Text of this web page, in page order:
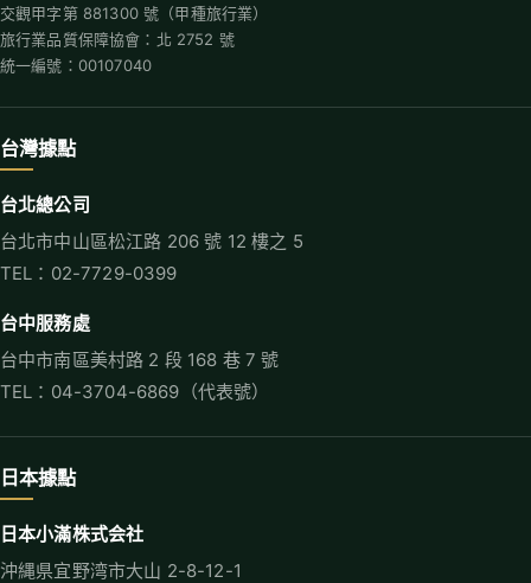
交觀甲字第 881300 號（甲種旅行業）
旅行業品質保障協會：北 2752 號
統一編號：00107040
台灣據點
台北總公司
台北市中山區松江路 206 號 12 樓之 5
TEL：02-7729-0399
台中服務處
台中市南區美村路 2 段 168 巷 7 號
TEL：04-3704-6869（代表號）
日本據點
日本小滿株式会社
沖縄県宜野湾市大山 2-8-12-1